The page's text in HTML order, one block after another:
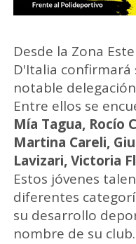
Desde la Zona
D'Italia confirmará
notable
Entre ellos se
Mía Tagua, Rocío
Martina Careli,
Lavizari, Victoria
Estos jóvenes
diferentes
su desarrollo
nombre de su club.